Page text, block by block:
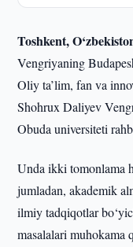
Toshkent,
Vengriyaning
Oliy ta’lim, fan va
Shohrux Daliyev
Obuda universiteti
Unda ikki tomonlama
jumladan, akademik
ilmiy tadqiqotlar
masalalari muhokama